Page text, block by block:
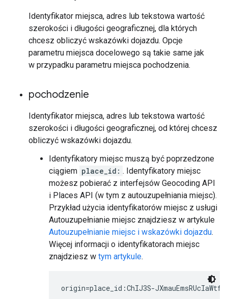
Identyfikator miejsca, adres lub tekstowa wartość
szerokości i długości geograficznej, dla których
chcesz obliczyć wskazówki dojazdu. Opcje
parametru miejsca docelowego są takie same jak
w przypadku parametru miejsca pochodzenia.
pochodzenie
Identyfikator miejsca, adres lub tekstowa wartość
szerokości i długości geograficznej, od której chcesz
obliczyć wskazówki dojazdu.
Identyfikatory miejsc muszą być poprzedzone
ciągiem place_id: . Identyfikatory miejsc
możesz pobierać z interfejsów Geocoding API
i Places API (w tym z autouzupełniania miejsc).
Przykład użycia identyfikatorów miejsc z usługi
Autouzupełnianie miejsc znajdziesz w artykule
Autouzupełnianie miejsc i wskazówki dojazdu.
Więcej informacji o identyfikatorach miejsc
znajdziesz w tym artykule.